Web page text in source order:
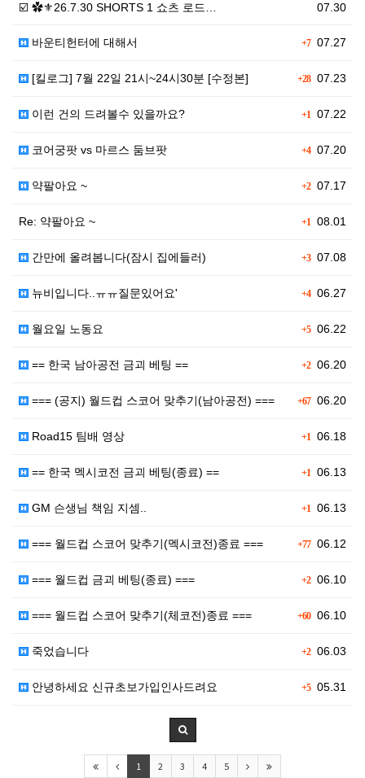
07.30
☑️ ✿⚜26.7.30 SHORTS 1 쇼츠 로드…
+707.27
바운티헌터에 대해서
+2807.23
[킬로그] 7월 22일 21시~24시30분 [수정본]
+1 07.22
이런 건의 드려볼수 있을까요?
+407.20
코어궁팟 vs 마르스 둠브팟
+207.17
약팔아요 ~
+1 08.01
Re: 약팔아요 ~
+307.08
간만에 올려봅니다(잠시 집에들러)
+406.27
뉴비입니다..ㅠㅠ질문있어요'
+506.22
월요일 노동요
+206.20
== 한국 남아공전 금괴 베팅 ==
+6706.20
=== (공지) 월드컵 스코어 맞추기(남아공전) ===
+1 06.18
Road15 팀배 영상
+1 06.13
== 한국 멕시코전 금괴 베팅(종료) ==
+1 06.13
GM 슨생님 책임 지셈..
+7706.12
=== 월드컵 스코어 맞추기(멕시코전)종료 ===
+206.10
=== 월드컵 금괴 베팅(종료) ===
+6006.10
=== 월드컵 스코어 맞추기(체코전)종료 ===
+206.03
죽었습니다
+505.31
안녕하세요 신규초보가입인사드려요
1 2 3 4 5